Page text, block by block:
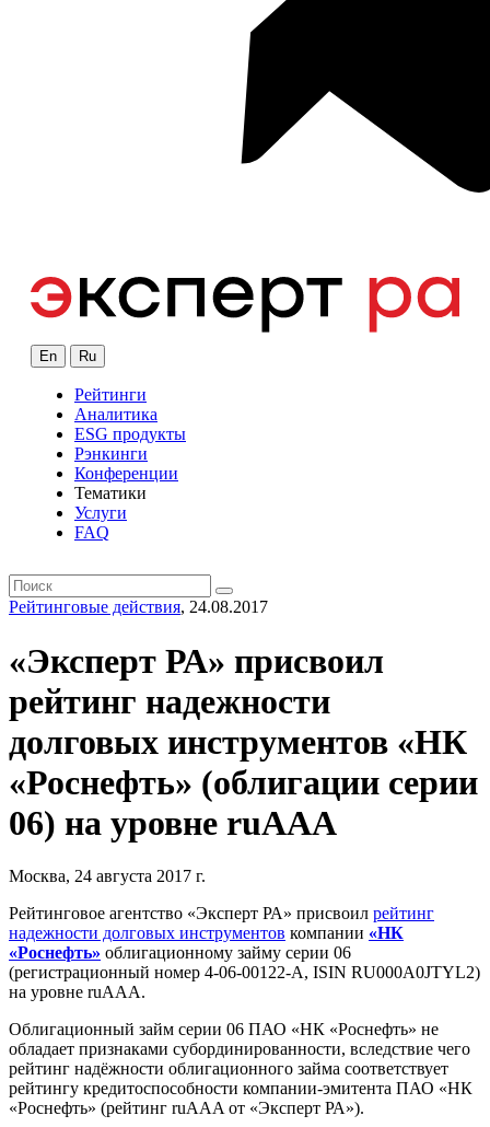
En Ru
Рейтинги
Аналитика
ESG продукты
Рэнкинги
Конференции
Тематики
Услуги
FAQ
Рейтинговые действия, 24.08.2017
«Эксперт РА» присвоил
рейтинг надежности
долговых инструментов «НК
«Роснефть» (облигации серии
06) на уровне ruAAA
Москва, 24 августа 2017 г.
Рейтинговое агентство «Эксперт РА» присвоил рейтинг
надежности долговых инструментов компании «НК
«Роснефть» облигационному займу серии 06
(регистрационный номер 4-06-00122-A, ISIN RU000A0JTYL2)
на уровне ruAAA.
Облигационный займ серии 06 ПАО «НК «Роснефть» не
обладает признаками субординированности, вследствие чего
рейтинг надёжности облигационного займа соответствует
рейтингу кредитоспособности компании-эмитента ПАО «НК
«Роснефть» (рейтинг ruAAA от «Эксперт РА»).